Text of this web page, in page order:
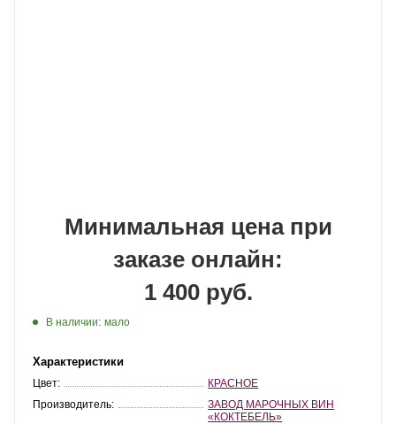
Минимальная цена при
заказе онлайн:
1 400 руб.
В наличии: мало
Характеристики
Цвет:
КРАСНОЕ
Производитель:
ЗАВОД МАРОЧНЫХ ВИН
«КОКТЕБЕЛЬ»